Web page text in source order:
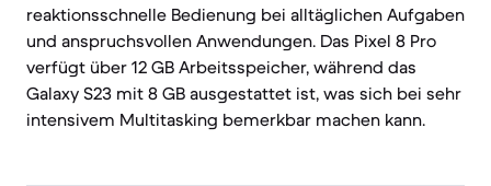
reaktionsschnelle Bedienung bei alltäglichen Aufgaben
und anspruchsvollen Anwendungen. Das Pixel 8 Pro
verfügt über 12 GB Arbeitsspeicher, während das
Galaxy S23 mit 8 GB ausgestattet ist, was sich bei sehr
intensivem Multitasking bemerkbar machen kann.